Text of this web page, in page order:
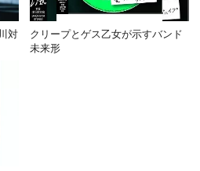
対
クリープとゲス乙女が示すバンド
未来形